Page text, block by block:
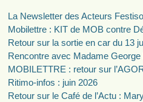
La Newsletter des Acteurs
Mobilettre : KIT de MOB contre
Retour sur la sortie en car du 13
Rencontre avec Madame George
MOBILETTRE : retour sur
Ritimo-infos : juin 2026
Retour sur le Café de l’Actu :